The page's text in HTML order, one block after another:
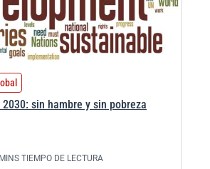
sin hambre y sin pobreza
TIEMPO DE LECTURA